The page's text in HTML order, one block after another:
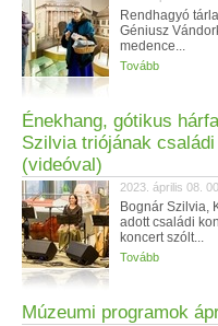
Rendhagyó
Géniusz
medence...
Tovább
Énekhang, gótikus
Szilvia triójának
(videóval)
2023. április 08.
Bognár Szilvia,
adott családi
koncert szólt...
Tovább
Múzeumi programok